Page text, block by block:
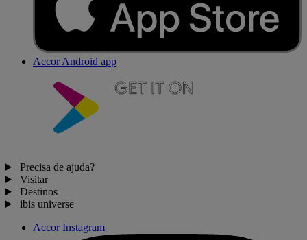
Accor Android app
Precisa de ajuda?
Visitar
Destinos
ibis universe
Accor Instagram